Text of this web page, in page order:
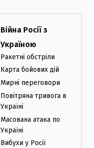
Війна Росії з
Україною
Ракетні обстріли
Карта бойових дій
Мирні переговори
Повітряна тривога в
Україні
Масована атака по
Україні
Вибухи у Росії